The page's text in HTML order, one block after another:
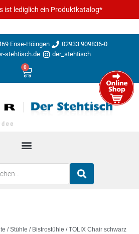
ist lediglich ein Produktkatalog*
Ense-Höingen
02933 909836-0
stehtisch.de
der_stehtisch
0
/Stühle / Bistrostühle / TOLIX Chair schwarz